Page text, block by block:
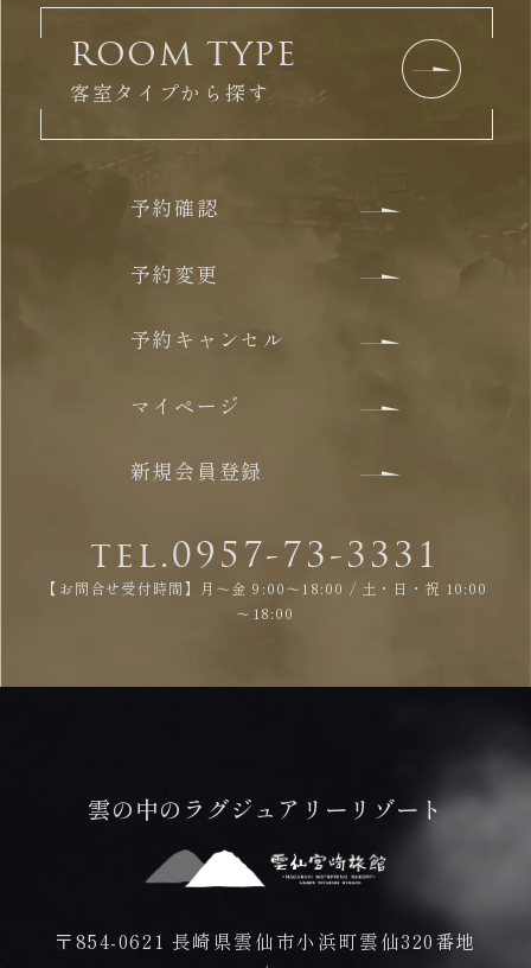
ROOM TYPE
客室タイプから探す
予約確認
予約変更
予約キャンセル
マイページ
新規会員登録
tel.0957-73-3331
【お問合せ受付時間】月～金 9:00～18:00 / 土・日・祝 10:00
～18:00
雲の中のラグジュアリーリゾート
〒854-0621 長崎県雲仙市小浜町雲仙320番地